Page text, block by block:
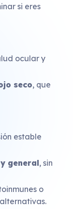
si eres
ocular y
seco, que
estable
general, sin
o